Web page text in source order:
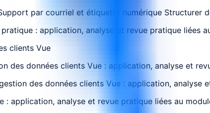
par courriel et étiquette numérique Structurer
: application, analyse et revue pratique liées
clients Vue
des données clients Vue : application, analyse et
des données clients Vue : application, analyse
application, analyse et revue pratique liées au